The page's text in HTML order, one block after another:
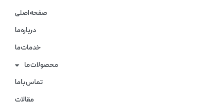
صفحه اصلی
درباره ما
خدمات ما
محصولات ما
تماس با ما
مقالات